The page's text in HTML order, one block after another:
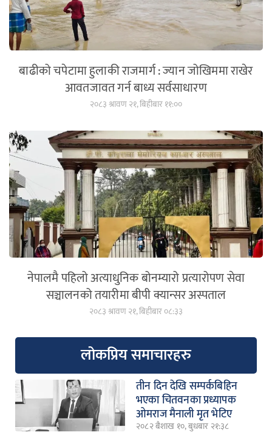
बाढीको चपेटामा हुलाकी राजमार्ग : ज्यान जोखिममा राखेर
आवतजावत गर्न बाध्य सर्वसाधारण
२०८३ श्रावण २१, बिहीबार ११:००
नेपालमै पहिलो अत्याधुनिक बोनम्यारो प्रत्यारोपण सेवा
सञ्चालनको तयारीमा बीपी क्यान्सर अस्पताल
२०८३ श्रावण २१, बिहीबार ०८:३३
लोकप्रिय समाचारहरु
तीन दिन देखि सम्पर्कबिहिन
भएका चितवनका प्रध्यापक
ओमराज मैनाली मृत भेटिए
२०८२ बैशाख १०, बुधबार २१:३८